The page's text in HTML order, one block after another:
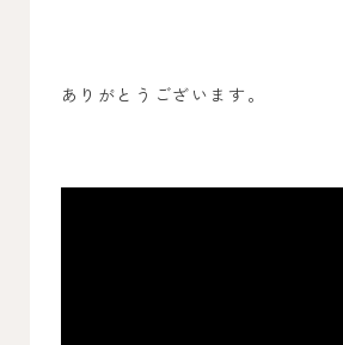
ありがとうございます。